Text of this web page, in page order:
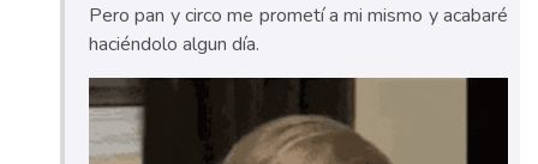
Pero pan y circo me prometí a mi mismo y acabaré
haciéndolo algun día.